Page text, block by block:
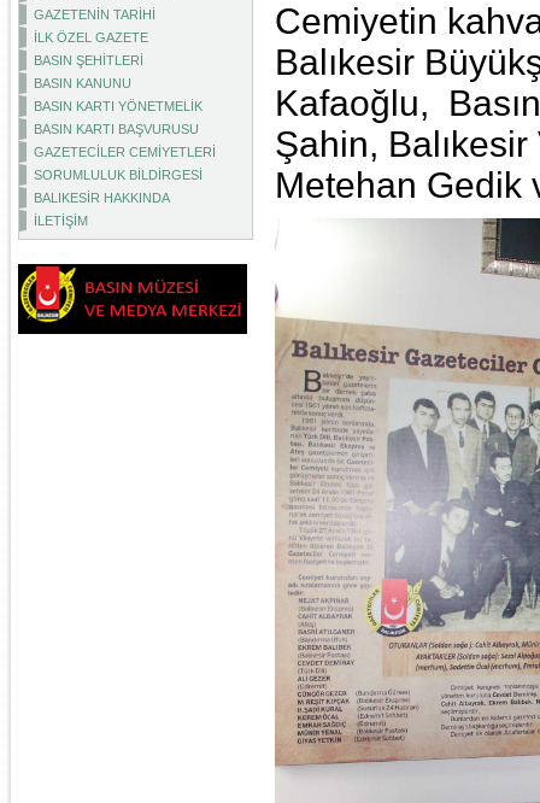
GAZETENİN TARİHİ
İLK ÖZEL GAZETE
BASIN ŞEHİTLERİ
BASIN KANUNU
BASIN KARTI YÖNETMELİK
BASIN KARTI BAŞVURUSU
GAZETECİLER CEMİYETLERİ
SORUMLULUK BİLDİRGESİ
BALIKESİR HAKKINDA
İLETİŞİM
Cemiyetin
Balıkesir
Kafaoğlu,
Şahin,
Metehan Gedik